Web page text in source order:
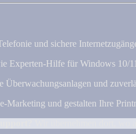
und sichere
Experten-Hilfe für Windows 10/
und
und gestalten Ihre